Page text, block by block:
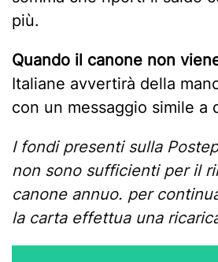
più.
Quando il canone non
Italiane avvertirà della
con un messaggio simile a
I fondi presenti sulla
non sono sufficienti per il
canone annuo. per
la carta effettua una